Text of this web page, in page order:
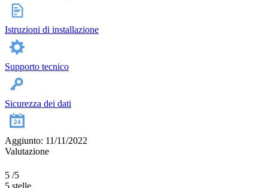
Istruzioni di installazione
Supporto tecnico
Sicurezza dei dati
Aggiunto: 11/11/2022
Valutazione
5 /5